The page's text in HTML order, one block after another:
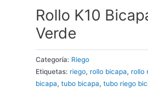
Rollo K10
Verde
Categoría: Riego
Etiquetas: riego, rollo bicapa, rollo
bicapa, tubo bicapa, tubo riego